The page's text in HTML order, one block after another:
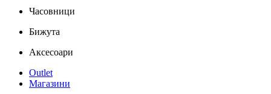
Часовници
Бижута
Аксесоари
Outlet
Магазини